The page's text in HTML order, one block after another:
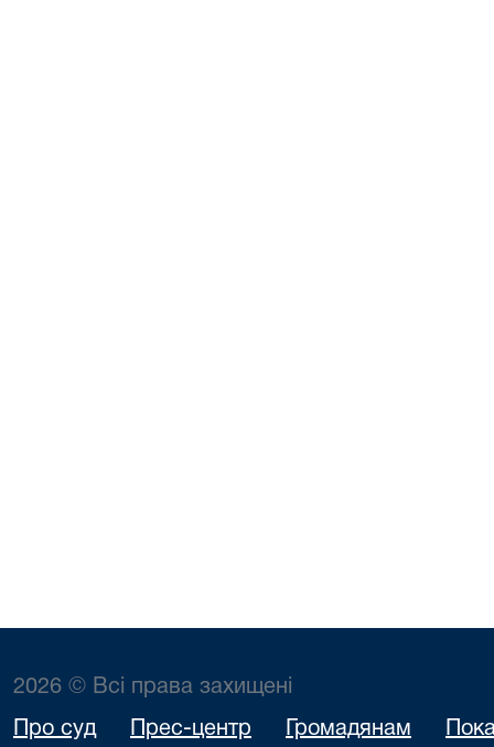
2026 © Всі права захищені
Про суд Прес-центр Громадянам